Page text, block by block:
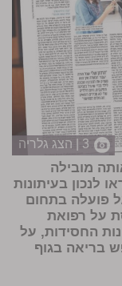
3 | הצג גלריה
מובילה
לנכון בעיתונות
פועלה בתחום
על רפואת
החסידות, על
בריאה בגוף